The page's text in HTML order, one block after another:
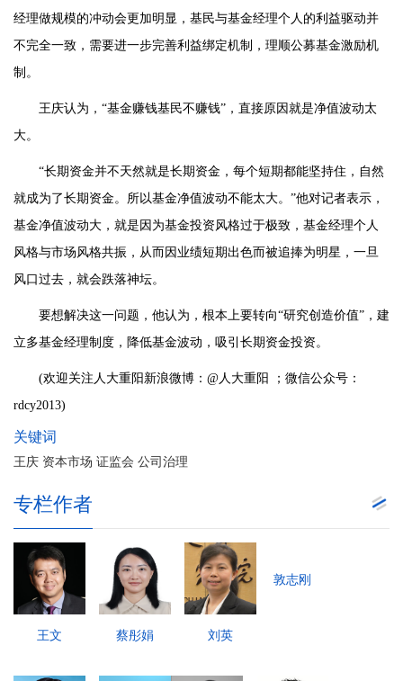
经理做规模的冲动会更加明显，基民与基金经理个人的利益驱动并
不完全一致，需要进一步完善利益绑定机制，理顺公募基金激励机
制。
王庆认为，“基金赚钱基民不赚钱”，直接原因就是净值波动太
大。
“长期资金并不天然就是长期资金，每个短期都能坚持住，自然
就成为了长期资金。所以基金净值波动不能太大。”他对记者表示，
基金净值波动大，就是因为基金投资风格过于极致，基金经理个人
风格与市场风格共振，从而因业绩短期出色而被追捧为明星，一旦
风口过去，就会跌落神坛。
要想解决这一问题，他认为，根本上要转向“研究创造价值”，建
立多基金经理制度，降低基金波动，吸引长期资金投资。
(欢迎关注人大重阳新浪微博：@人大重阳 ；微信公众号：
rdcy2013)
关键词
王庆 资本市场 证监会 公司治理
专栏作者
王文 蔡彤娟 刘英
敦志刚